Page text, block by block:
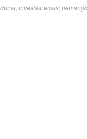
investasi emas